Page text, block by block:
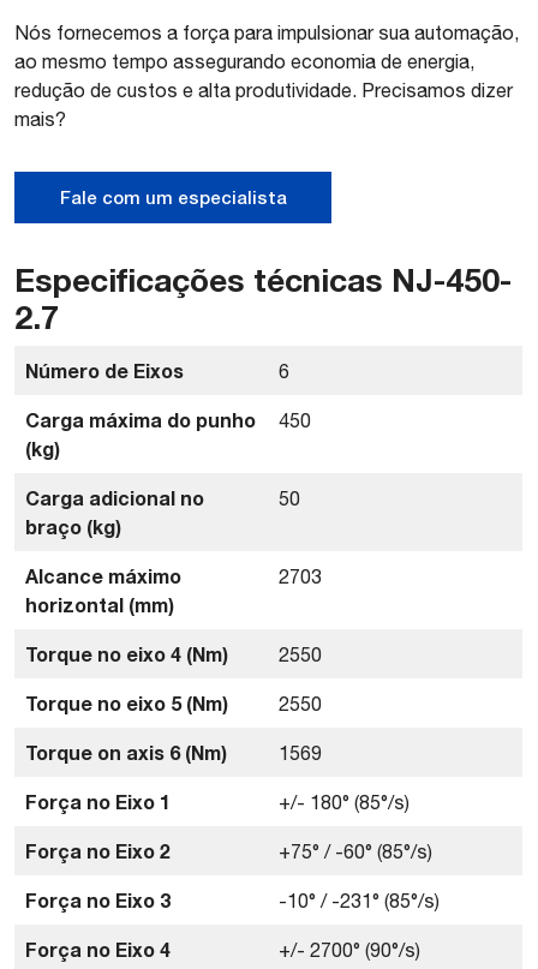
Nós fornecemos a força para impulsionar sua automação,
ao mesmo tempo assegurando economia de energia,
redução de custos e alta produtividade. Precisamos dizer
mais?
Fale com um especialista
Especificações técnicas NJ-450-
2.7
Número de Eixos 6
Carga máxima do punho
(kg)
450
Carga adicional no
braço (kg)
50
Alcance máximo
horizontal (mm)
2703
Torque no eixo 4 (Nm) 2550
Torque no eixo 5 (Nm) 2550
Torque on axis 6 (Nm) 1569
Força no Eixo 1 +/- 180° (85°/s)
Força no Eixo 2 +75° / -60° (85°/s)
Força no Eixo 3 -10° / -231° (85°/s)
Força no Eixo 4 +/- 2700° (90°/s)